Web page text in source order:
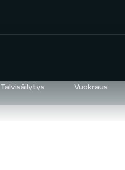
Talvisäilytys Vuokraus